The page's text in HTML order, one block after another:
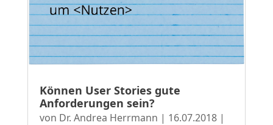
Können User Stories gute
Anforderungen sein?
von Dr. Andrea Herrmann | 16.07.2018|